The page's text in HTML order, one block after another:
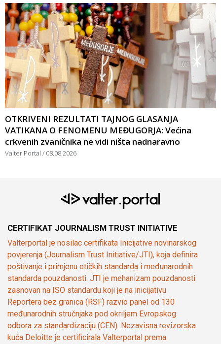
OTKRIVENI REZULTATI TAJNOG GLASANJA
VATIKANA O FENOMENU MEĐUGORJA: Većina
crkvenih zvaničnika ne vidi ništa nadnaravno
Valter Portal 08.08.2026
CERTIFIKAT JOURNALISM TRUST INITIATIVE
Valterportal je nosilac certifikata Inicijative novinarskog
povjerenja (Journalism Trust Initiative/JTI), koja definira
poštivanje i primjenu etičkih standarda i međunarodnih
standarda pouzdanosti. JTI je mehanizam pouzdanosti
zasnovan na ISO standardu koji je na inicijativu
Reportera bez granica (RSF) razvio panel od 130
međunarodnih stručnjaka pod okriljem Evropskog
odbora za standardizaciju (CEN). Nezavisna revizorska
kuća Deloitte je certificirala Valterportal prema